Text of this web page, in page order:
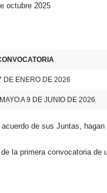
octubre 2025
DE ENERO DE 2026
A 9 DE JUNIO DE 2026
de sus Juntas,
la primera convocatoria de